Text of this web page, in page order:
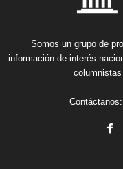
Somos un grupo de
información de interés
Contáctanos: